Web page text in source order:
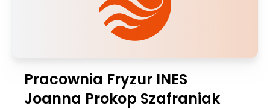
Pracownia Fryzur INES
Joanna Prokop Szafraniak